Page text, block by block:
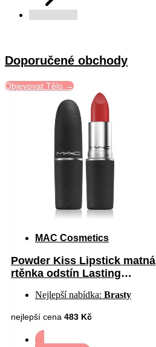
Doporučené obchody
Objevovat Tělo →
MAC Cosmetics
Powder Kiss Lipstick matná
rtěnka odstín Lasting
Nejlepší nabídka: Brasty
nejlepší cena 483 Kč